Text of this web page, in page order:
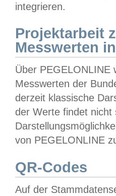
integrieren.
Projektarbeit
Messwerten
Über PEGELONLINE
Messwerten der
derzeit klassische
der Werte findet
von PEGELONLINE
QR-Codes
Auf der